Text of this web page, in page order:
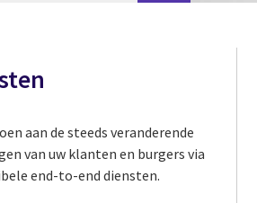
aan de steeds veranderende
van uw klanten en burgers via
end-to-end diensten.